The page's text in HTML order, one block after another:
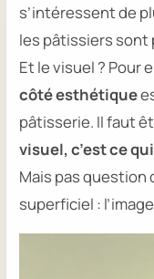
s’intéressent de
les pâtissiers sont
Et le visuel ? Pour
côté esthétique
pâtisserie. Il faut
visuel, c’est ce
Mais pas question
superficiel :